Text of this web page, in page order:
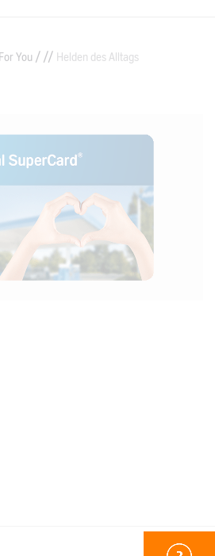
For You / Helden des Alltags